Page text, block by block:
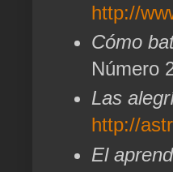
http://
Cómo
Número
Las
http://
El